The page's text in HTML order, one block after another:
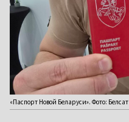
«Паспорт Новой Беларуси». Фото: Белсат